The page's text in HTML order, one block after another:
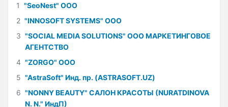
1 "SeoNest" ООО
2 "INNOSOFT SYSTEMS" ООО
3 "SOCIAL MEDIA SOLUTIONS" ООО МАРКЕТИНГОВОЕ
АГЕНТСТВО
4 "ZORGO" ООО
5 "AstraSoft" Инд. пр. (ASTRASOFT.UZ)
6 "NONNY BEAUTY" САЛОН КРАСОТЫ (NURATDINOVA
N. N." ИндП)